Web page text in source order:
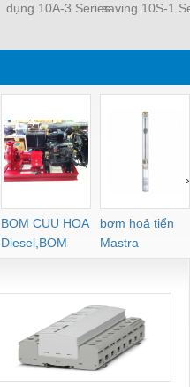
dụng 10A-3 Seriessaving 10S-1
BOM CUU HOA
Diesel,BOM
CHUA CHAY
bơm hoả tiển
Mastra
›